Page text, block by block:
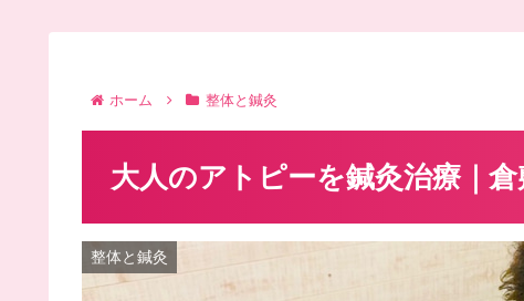
ホーム 整体と鍼灸
大人のアトピーを鍼灸治療｜
整体と鍼灸